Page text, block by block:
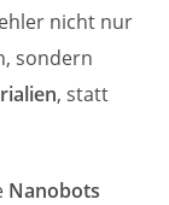
nicht nur
sondern
, statt
Nanobots